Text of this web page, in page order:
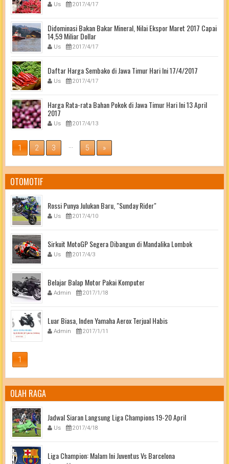
Us 2017/4/17
Didominasi Bakan Bakar Mineral, Nilai Ekspor Maret 2017 Capai
14,59 Miliar Dollar
Us 2017/4/17
Daftar Harga Sembako di Jawa Timur Hari Ini 17/4/2017
Us 2017/4/17
Harga Rata-rata Bahan Pokok di Jawa Timur Hari Ini 13 April
2017
Us 2017/4/13
1 2 3 5 »
OTOMOTIF
Rossi Punya Julukan Baru, "Sunday Rider"
Us 2017/4/10
Sirkuit MotoGP Segera Dibangun di Mandalika Lombok
Us 2017/4/3
Belajar Balap Motor Pakai Komputer
Admin 2017/1/18
Luar Biasa, Inden Yamaha Aerox Terjual Habis
Admin 2017/1/11
1
OLAH RAGA
Jadwal Siaran Langsung Liga Champions 19-20 April
Us 2017/4/18
Liga Champion: Malam Ini Juventus Vs Barcelona